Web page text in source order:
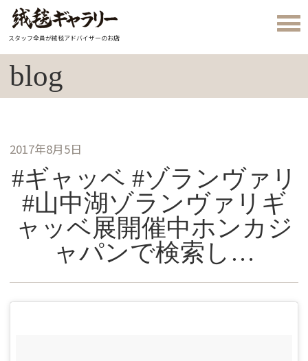
スタッフ全員が絨毯アドバイザーのお店
blog
2017年8月5日
#ギャッベ #ゾランヴァリ
#山中湖ゾランヴァリギ
ャッベ展開催中ホンカジ
ャパンで検索し…